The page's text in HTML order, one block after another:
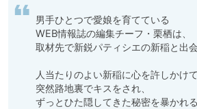
男手ひとつで愛娘を育てている
WEB情報誌の編集チーフ・栗栖は、
取材先で新鋭パティシエの新稲と出会
人当たりのよい新稲に心を許しかけ
突然路地裏でキスをされ、
ずっとひた隠してきた秘密を暴かれる